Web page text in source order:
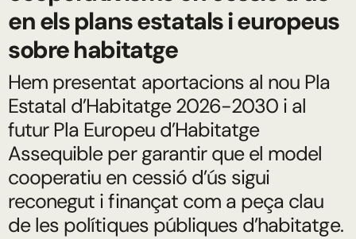
en els plans estatals i europeus
sobre habitatge
Hem presentat aportacions al nou Pla
Estatal d’Habitatge 2026-2030 i al
futur Pla Europeu d’Habitatge
Assequible per garantir que el model
cooperatiu en cessió d’ús sigui
reconegut i finançat com a peça clau
de les polítiques públiques d’habitatge.